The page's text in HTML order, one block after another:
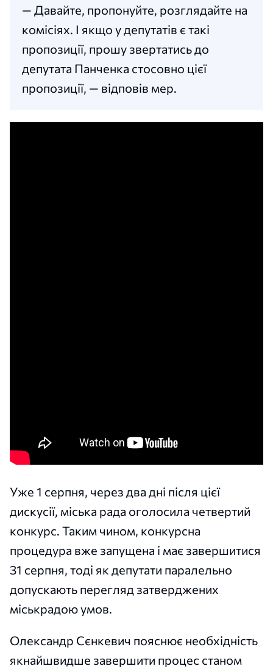
— Давайте, пропонуйте, розглядайте на
комісіях. І якщо у депутатів є такі
пропозиції, прошу звертатись до
депутата Панченка стосовно цієї
пропозиції, — відповів мер.
Уже 1 серпня, через два дні після цієї
дискусії, міська рада оголосила четвертий
конкурс. Таким чином, конкурсна
процедура вже запущена і має завершитися
31 серпня, тоді як депутати паралельно
допускають перегляд затверджених
міськрадою умов.
Олександр Сєнкевич пояснює необхідність
якнайшвидше завершити процес станом